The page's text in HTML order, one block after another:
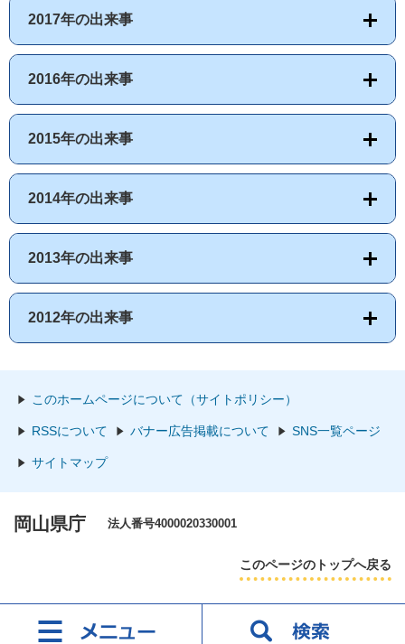
2017年の出来事
2016年の出来事
2015年の出来事
2014年の出来事
2013年の出来事
2012年の出来事
このホームページについて（サイトポリシー）
RSSについて バナー広告掲載について SNS一覧ページ
サイトマップ
岡山県庁 法人番号4000020330001
このページのトップへ戻る